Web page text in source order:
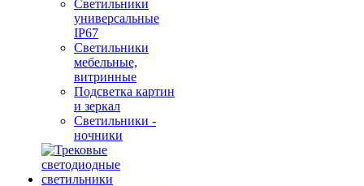
Светильники
универсальные
IP67
Светильники
мебельные,
витринные
Подсветка картин
и зеркал
Светильники -
ночники